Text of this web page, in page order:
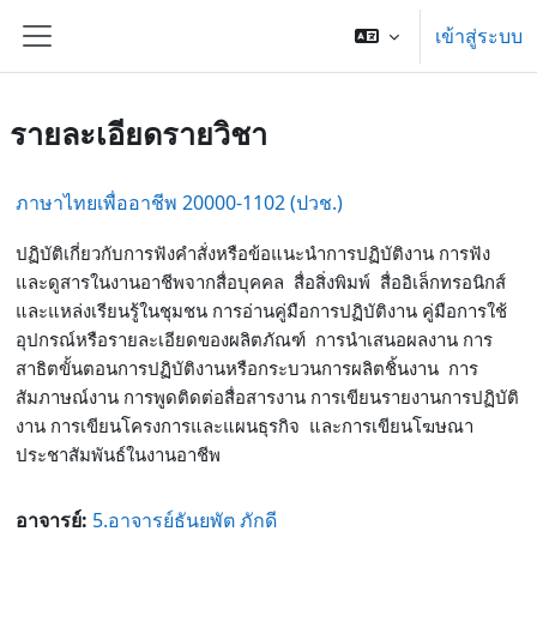
Side panel
เข้าสู่ระบบ
รายละเอียดรายวิชา
ภาษาไทยเพื่ออาชีพ 20000-1102 (ปวช.)
ปฏิบัติเกี่ยวกับการฟังคำสั่งหรือข้อแนะนำการปฏิบัติงาน การฟัง
และดูสารในงานอาชีพจากสื่อบุคคล สื่อสิ่งพิมพ์ สื่ออิเล็กทรอนิกส์
และแหล่งเรียนรู้ในชุมชน การอ่านคู่มือการปฏิบัติงาน คู่มือการใช้
อุปกรณ์หรือรายละเอียดของผลิตภัณฑ์ การนำเสนอผลงาน การ
สาธิตขั้นตอนการปฏิบัติงานหรือกระบวนการผลิตชิ้นงาน การ
สัมภาษณ์งาน การพูดติดต่อสื่อสารงาน การเขียนรายงานการปฏิบัติ
งาน การเขียนโครงการและแผนธุรกิจ และการเขียนโฆษณา
ประชาสัมพันธ์ในงานอาชีพ
อาจารย์: 5.อาจารย์ธันยพัต ภักดี